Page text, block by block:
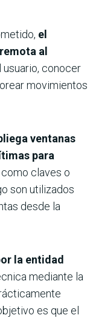
el
al
usuario, conocer
movimientos
ventanas
para
como claves o
son utilizados
desde la
la entidad
mediante la
es que el